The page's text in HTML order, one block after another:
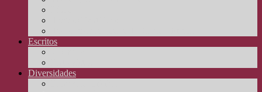
Escritos
Diversidades